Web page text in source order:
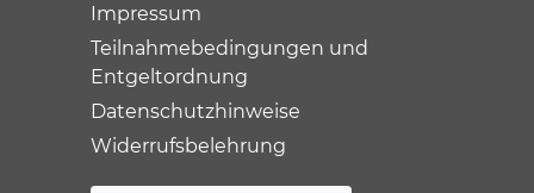
Impressum
Teilnahmebedingungen und
Entgeltordnung
Datenschutzhinweise
Widerrufsbelehrung